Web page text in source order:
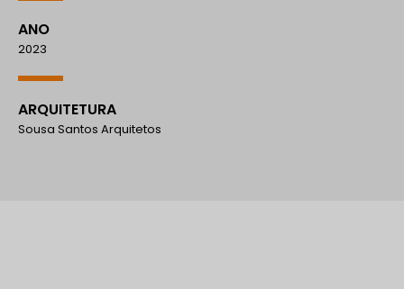
ANO
2023
ARQUITETURA
Sousa Santos Arquitetos